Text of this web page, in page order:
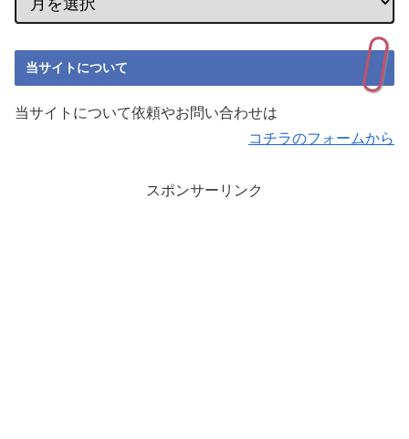
当サイトについて
当サイトについて依頼やお問い合わせは
コチラのフォームから
スポンサーリンク